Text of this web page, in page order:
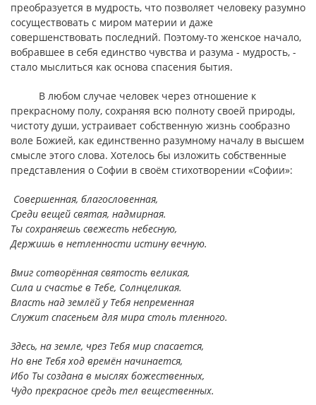
преобразуется в мудрость, что позволяет человеку разумно
сосуществовать с миром материи и даже
совершенствовать последний. Поэтому-то женское начало,
вобравшее в себя единство чувства и разума - мудрость, -
стало мыслиться как основа спасения бытия.
В любом случае человек через отношение к
прекрасному полу, сохраняя всю полноту своей природы,
чистоту души, устраивает собственную жизнь сообразно
воле Божией, как единственно разумному началу в высшем
смысле этого слова. Хотелось бы изложить собственные
представления о Софии в своём стихотворении «Софии»:
Совершенная, благословенная,
Среди вещей святая, надмирная.
Ты сохраняешь свежесть небесную,
Держишь в нетленности истину вечную.
Вмиг сотворённая святость великая,
Сила и счастье в Тебе, Солнцеликая.
Власть над землёй у Тебя непременная
Служит спасеньем для мира столь тленного.
Здесь, на земле, чрез Тебя мир спасается,
Но вне Тебя ход времён начинается,
Ибо Ты создана в мыслях божественных,
Чудо прекрасное средь тел вещественных.